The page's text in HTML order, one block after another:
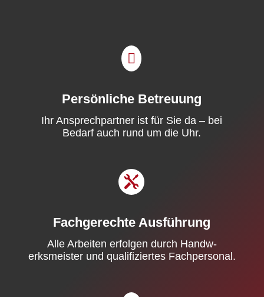

Persönliche Betreuung
Ihr Ansprech­part­ner ist für Sie da – bei
Bedarf auch rund um die Uhr.

Fachgerechte Ausführung
Alle Arbeit­en erfol­gen durch Handw­
erksmeis­ter und qual­i­fiziertes Fach­per­son­al.